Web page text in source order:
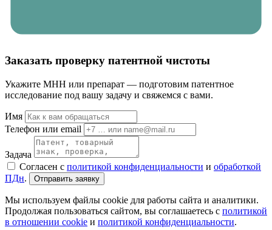
Заказать проверку патентной чистоты
Укажите МНН или препарат — подготовим патентное
исследование под вашу задачу и свяжемся с вами.
Имя
Телефон или email
Задача
Согласен с политикой конфиденциальности и обработкой
ПДн. Отправить заявку
Мы используем файлы cookie для работы сайта и аналитики.
Продолжая пользоваться сайтом, вы соглашаетесь с политикой
в отношении cookie и политикой конфиденциальности.